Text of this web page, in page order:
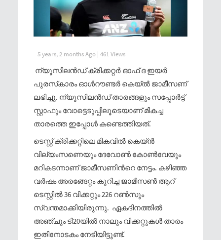
5 years, 2 months Ago | 461 Views
ന്യൂസിലന്‍ഡ് ക്രിക്കറ്റര്‍ ഓഫ് ദ ഇയര്‍
പുരസ്‌കാരം ഓള്‍റൗണ്ടര്‍ കെയ്ല്‍ ജാമീസണ്
ലഭിച്ചു. ന്യൂസിലന്‍ഡ് താരങ്ങളും സപ്പോര്‍ട്ട്
സ്റ്റാഫും വോട്ടെടുപ്പിലൂടെയാണ് മികച്ച
താരത്തെ ഇപ്പോള്‍ കണ്ടെത്തിയത്.
ടെസ്റ്റ് ക്രിക്കറ്റിലെ മികവില്‍ കെയ്‌ന്‍
വില്യംസണെയും ദേവോണ്‍ കോണ്‍വേയും
മറികടന്നാണ് ജാമീസണിന്‍റെ നേട്ടം. കഴിഞ്ഞ
വര്‍ഷം അരങ്ങേറ്റം കുറിച്ച ജാമീസണ്‍ ആറ്
ടെസ്റ്റില്‍ 36 വിക്കറ്റും 226 റണ്‍സും
സ്വന്തമാക്കിയിരുന്നു. ഏകദിനത്തില്‍
അഞ്ചും ടി20യില്‍ നാലും വിക്കറ്റുകള്‍ താരം
ഇതിനോടകം നേടിയിട്ടുണ്ട്.